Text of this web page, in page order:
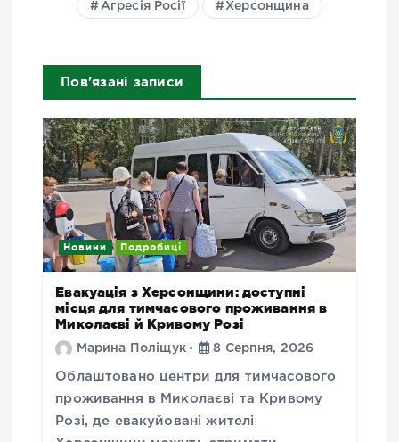
Агресія Росії Херсонщина
Пов'язані записи
Новини Подробиці
Евакуація з Херсонщини: доступні
місця для тимчасового проживання в
Миколаєві й Кривому Розі
Марина Поліщук 8 Серпня, 2026
Облаштовано центри для тимчасового
проживання в Миколаєві та Кривому
Розі, де евакуйовані жителі